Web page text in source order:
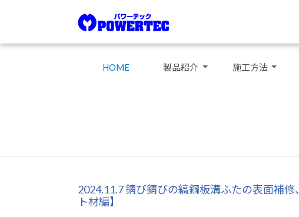
HOME 製品紹介 施工方法
2024.11.7 錆び錆びの縞鋼板溝ふたの表面補
ト材編】